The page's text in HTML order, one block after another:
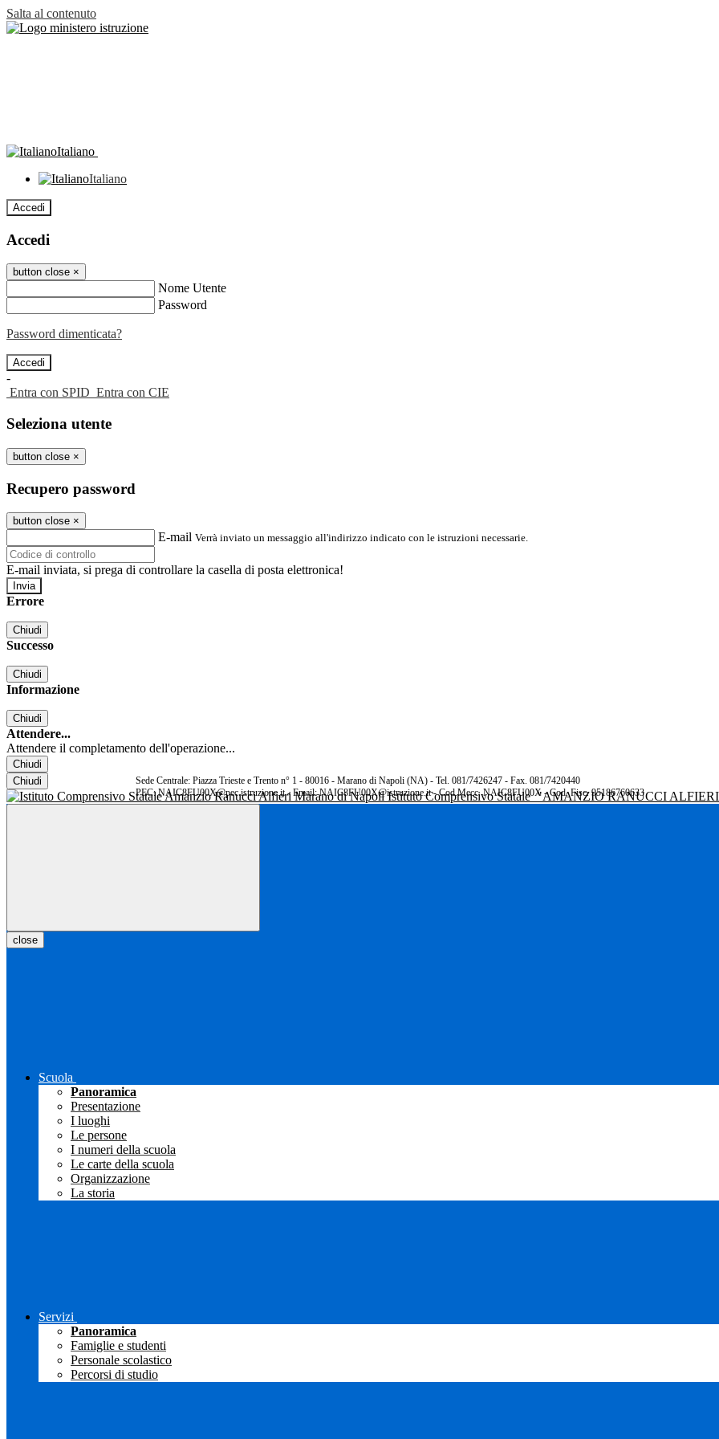
Salta al contenuto
Italiano
Italiano
Accedi
Accedi
button close ×
Nome Utente
Password
Password dimenticata?
-
Entra con SPID Entra con CIE
Seleziona utente
button close ×
Recupero password
button close ×
E-mail Verrà inviato un messaggio all'indirizzo indicato con le istruzioni necessarie.
E-mail inviata, si prega di controllare la casella di posta elettronica!
Errore
Chiudi
Successo
Chiudi
Informazione
Chiudi
Attendere...
Attendere il completamento dell'operazione...
Chiudi
Chiudi
Istituto Comprensivo Statale "AMANZIO RANUCCI
Sede Centrale: Piazza Trieste e Trento n° 1 - 80016 - Marano di Napoli (NA) - Tel. 081/7426247 - Fax. 081/7420440
PEC: NAIC8FU00X@pec.istruzione.it - Email: NAIC8FU00X@istruzione.it - Cod.Mecc. NAIC8FU00X - Cod. Fisc. 95186760633
close
Scuola
Panoramica
Presentazione
I luoghi
Le persone
I numeri della scuola
Le carte della scuola
Organizzazione
La storia
Servizi
Panoramica
Famiglie e studenti
Personale scolastico
Percorsi di studio